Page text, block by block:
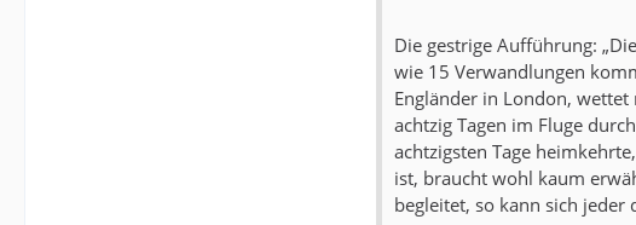
Die gestrige Aufführung:
wie 15 Verwandlungen
Engländer in London,
achtzig Tagen im Fluge
achtzigsten Tage
ist, braucht wohl kaum
begleitet, so kann sich jeder